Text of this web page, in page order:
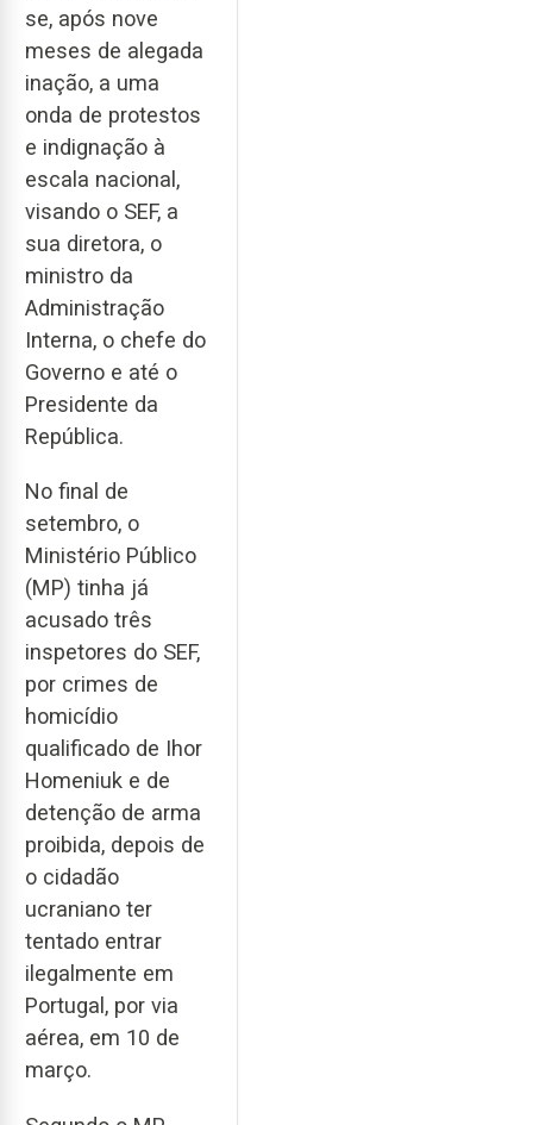
se, após nove
meses de alegada
inação, a uma
onda de protestos
e indignação à
escala nacional,
visando o SEF, a
sua diretora, o
ministro da
Administração
Interna, o chefe do
Governo e até o
Presidente da
República.
No final de
setembro, o
Ministério Público
(MP) tinha já
acusado três
inspetores do SEF,
por crimes de
homicídio
qualificado de Ihor
Homeniuk e de
detenção de arma
proibida, depois de
o cidadão
ucraniano ter
tentado entrar
ilegalmente em
Portugal, por via
aérea, em 10 de
março.